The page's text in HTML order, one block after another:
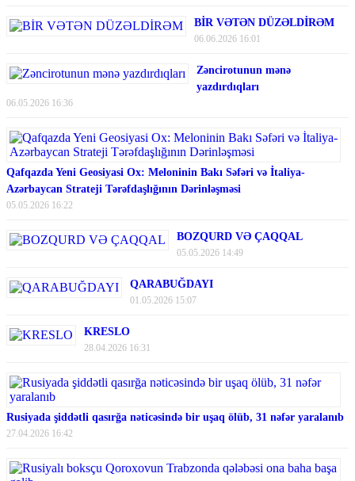
BİR VƏTƏN DÜZƏLDİRƏM
06.06.2026 16:01
Zəncirotunun mənə
yazdırdıqları
06.05.2026 16:36
Qafqazda Yeni Geosiyasi Ox: Meloninin Bakı Səfəri və İtaliya-
Azərbaycan Strateji Tərəfdaşlığının Dərinləşməsi
05.05.2026 16:22
BOZQURD VƏ ÇAQQAL
05.05.2026 14:49
QARABUĞDAYI
01.05.2026 15:07
KRESLO
28.04.2026 16:31
Rusiyada şiddətli qasırğa nəticəsində bir uşaq ölüb, 31 nəfər yaralanıb
27.04.2026 16:42